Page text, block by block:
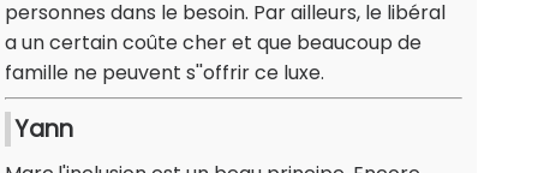
personnes dans le besoin. Par ailleurs, le libéral
a un certain coûte cher et que beaucoup de
famille ne peuvent s''offrir ce luxe.
Yann